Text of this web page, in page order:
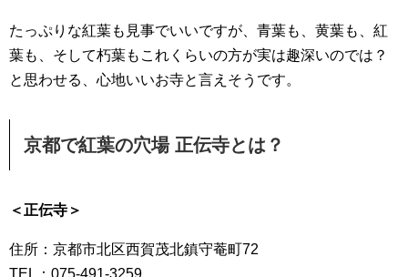
たっぷりな紅葉も見事でいいですが、青葉も、黄葉も、紅
葉も、そして朽葉もこれくらいの方が実は趣深いのでは？
と思わせる、心地いいお寺と言えそうです。
京都で紅葉の穴場 正伝寺とは？
＜正伝寺＞
住所：京都市北区西賀茂北鎮守菴町72
TEL：075-491-3259